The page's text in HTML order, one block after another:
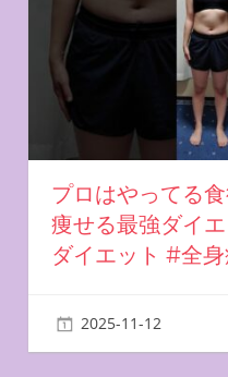
プロはやってる
痩せる最強ダイ
ダイエット #全
2025-11-12